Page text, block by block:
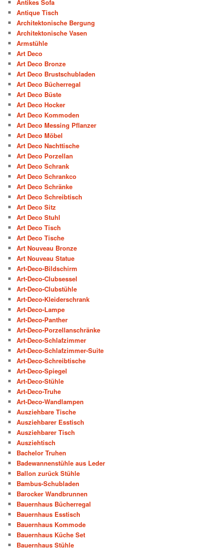
Antikes Sofa
Antique Tisch
Architektonische Bergung
Architektonische Vasen
Armstühle
Art Deco
Art Deco Bronze
Art Deco Brustschubladen
Art Deco Bücherregal
Art Deco Büste
Art Deco Hocker
Art Deco Kommoden
Art Deco Messing Pflanzer
Art Deco Möbel
Art Deco Nachttische
Art Deco Porzellan
Art Deco Schrank
Art Deco Schrankco
Art Deco Schränke
Art Deco Schreibtisch
Art Deco Sitz
Art Deco Stuhl
Art Deco Tisch
Art Deco Tische
Art Nouveau Bronze
Art Nouveau Statue
Art-Deco-Bildschirm
Art-Deco-Clubsessel
Art-Deco-Clubstühle
Art-Deco-Kleiderschrank
Art-Deco-Lampe
Art-Deco-Panther
Art-Deco-Porzellanschränke
Art-Deco-Schlafzimmer
Art-Deco-Schlafzimmer-Suite
Art-Deco-Schreibtische
Art-Deco-Spiegel
Art-Deco-Stühle
Art-Deco-Truhe
Art-Deco-Wandlampen
Ausziehbare Tische
Ausziehbarer Esstisch
Ausziehbarer Tisch
Ausziehtisch
Bachelor Truhen
Badewannenstühle aus Leder
Ballon zurück Stühle
Bambus-Schubladen
Barocker Wandbrunnen
Bauernhaus Bücherregal
Bauernhaus Esstisch
Bauernhaus Kommode
Bauernhaus Küche Set
Bauernhaus Stühle